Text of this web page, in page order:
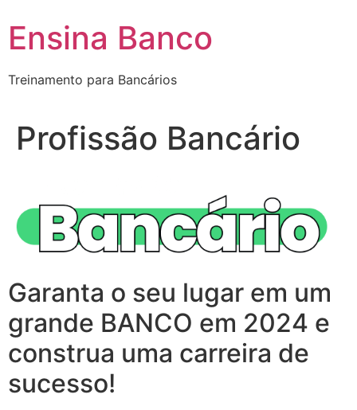
para
Ensina Banco
Treinamento para Bancários
Profissão Bancário
Garanta o seu lugar em um
grande BANCO em 2024 e
construa uma carreira de
sucesso!